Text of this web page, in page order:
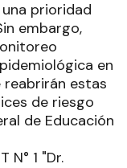
prioridad
embargo,
en
reabrirán estas
de riesgo
de Educación
N° 1 "Dr.